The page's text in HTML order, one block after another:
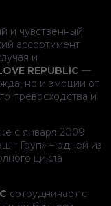
и чувственный
ассортимент
и
REPUBLIC —
но и эмоции от
превосходства и
с января 2009
Груп» – одной из
цикла
сотрудничает с